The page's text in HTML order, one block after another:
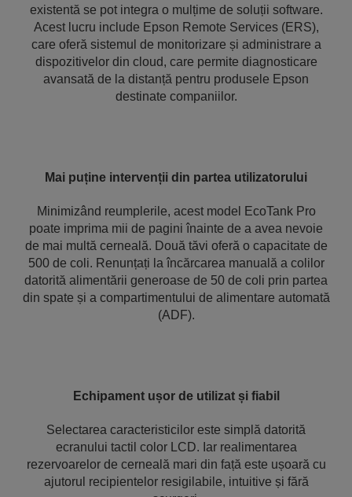
existentă se pot integra o mulțime de soluții software.
Acest lucru include Epson Remote Services (ERS),
care oferă sistemul de monitorizare și administrare a
dispozitivelor din cloud, care permite diagnosticare
avansată de la distanță pentru produsele Epson
destinate companiilor.
Mai puține intervenții din partea utilizatorului
Minimizând reumplerile, acest model EcoTank Pro
poate imprima mii de pagini înainte de a avea nevoie
de mai multă cerneală. Două tăvi oferă o capacitate de
500 de coli. Renunțați la încărcarea manuală a colilor
datorită alimentării generoase de 50 de coli prin partea
din spate și a compartimentului de alimentare automată
(ADF).
Echipament ușor de utilizat și fiabil
Selectarea caracteristicilor este simplă datorită
ecranului tactil color LCD. Iar realimentarea
rezervoarelor de cerneală mari din față este ușoară cu
ajutorul recipientelor resigilabile, intuitive și fără